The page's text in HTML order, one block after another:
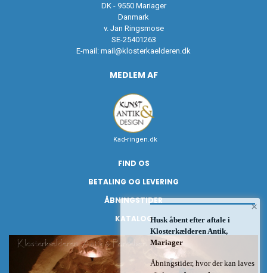
DK - 9550 Mariager
Danmark
v. Jan Ringsmose
SE-25401263
E-mail: mail@klosterkaelderen.dk
MEDLEM AF
Kad-ringen.dk
FIND OS
BETALING OG LEVERING
ÅBNINGSTIDER
KATALOG
×
Husk åbent efter aftale i
Klosterkælderen Antik,
Mariager
Åbningstider, hvor der kan laves